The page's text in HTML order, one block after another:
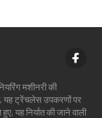
मशीनरी की
यह ट्रेंचलेस उपकरणों पर
यह निर्यात की जाने वाली